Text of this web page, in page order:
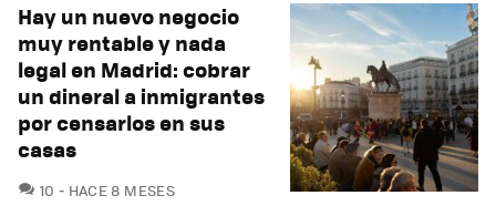
Hay un nuevo negocio
muy rentable y nada
legal en Madrid: cobrar
un dineral a inmigrantes
por censarlos en sus
casas
10 COMENTARIOS
HACE 8 MESES